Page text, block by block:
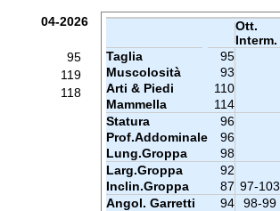
04-2026
95
119
118
Ott.
Interm.
Taglia
95
Muscolosità
93
Arti & Piedi
110
Mammella
114
Statura
96
Prof.Addominale
96
Lung.Groppa
98
Larg.Groppa
92
Inclin.Groppa
87 97-103
Angol. Garretti
94
98-99